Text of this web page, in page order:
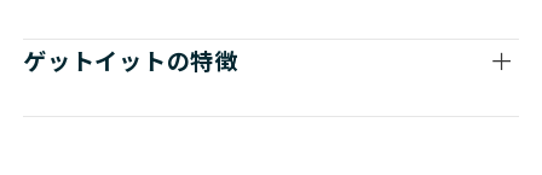
ゲットイットの特徴